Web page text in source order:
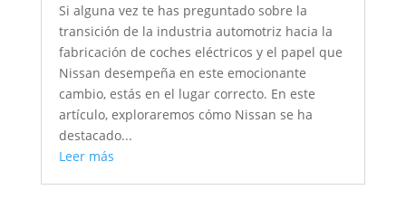
Si alguna vez te has preguntado sobre la
transición de la industria automotriz hacia la
fabricación de coches eléctricos y el papel que
Nissan desempeña en este emocionante
cambio, estás en el lugar correcto. En este
artículo, exploraremos cómo Nissan se ha
destacado...
Leer más